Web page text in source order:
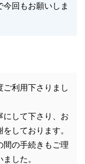
回もお願いしま
ご利用下さりまし
にして下さり、お
しております。
間の手続きもご理
した。